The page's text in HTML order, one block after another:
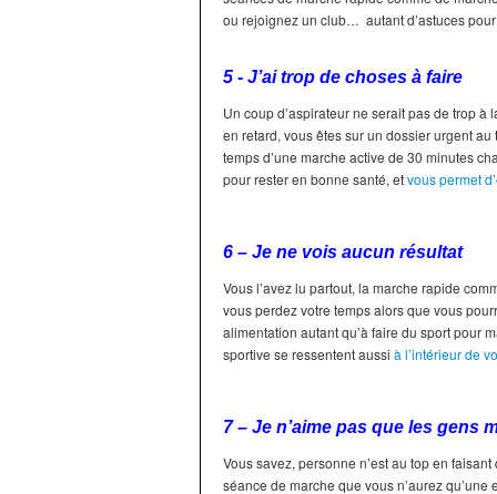
ou rejoignez un club… autant d’astuces
5 - J’ai trop de choses à faire
Un coup d’aspirateur ne serait pas de trop
en retard, vous êtes sur un dossier urgent
temps d’une marche active de 30 minutes
pour rester en bonne santé, etvous permet
6 – Je ne vois aucun résultat
Vous l’avez lu partout, la marche rapide
vous perdez votre temps alors que vous
alimentation autant qu’à faire du sport pour
sportive se ressentent aussi à l’intérieur de
7 – Je n’aime pas que les gens
Vous savez, personne n’est au top en
séance de marche que vous n’aurez